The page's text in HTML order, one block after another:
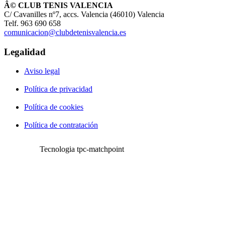
Â© CLUB TENIS VALENCIA
C/ Cavanilles nº7, accs. Valencia (46010) Valencia
Telf. 963 690 658
comunicacion@clubdetenisvalencia.es
Legalidad
Aviso legal
Política de privacidad
Política de cookies
Política de contratación
Tecnologia tpc-matchpoint